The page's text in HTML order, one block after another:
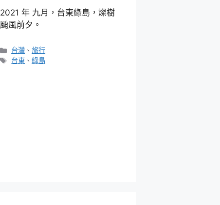
2021 年 九月，台東綠島，燦樹
颱風前夕。
分
類
台灣 、旅行
標
台東 、綠島